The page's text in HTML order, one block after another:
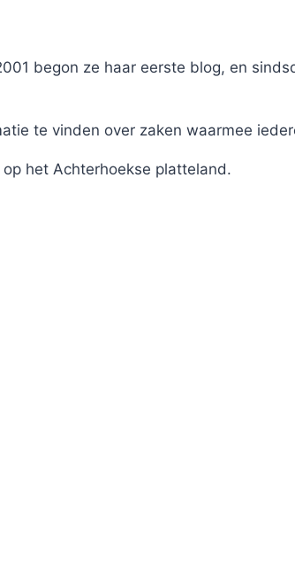
begon ze haar eerste blog, en
te vinden over zaken waarmee
het Achterhoekse platteland.